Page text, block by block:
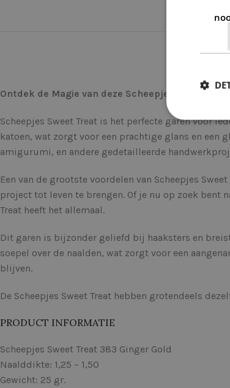
Ontdek de Magie van deze Scheepjes Sweet
Scheepjes Sweet Treat is het perfecte garen voor
katoen, wat zorgt voor een prachtige glans en een
amigurumi, en andere gedetailleerde
Een van de grootste voordelen van Scheepjes
project tot leven te brengen. Of je nu op zoek bent
Treat heeft het allemaal.
Dit garen is bijzonder geliefd bij haaksters en
soepel over de naalden, wat zorgt voor een
blijven.
De Scheepjes Sweet Treat hebben grotendeels
PRODUCT INFORMATIE
Scheepjes Sweet Treat 383 Ginger Gold
Naalddikte: 1,25 – 1,50
Gewicht: 25 gr.